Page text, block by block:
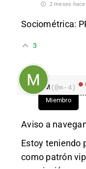
2 meses hace
Sociométrica:
3
M (@m-4)
Miembro
Aviso a
Estoy teniendo
como patrón